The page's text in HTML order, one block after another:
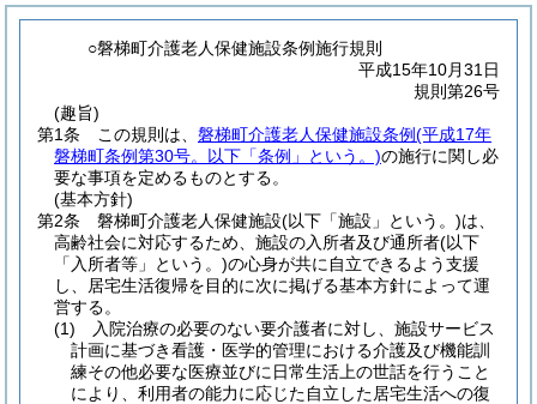
○磐梯町介護老人保健施設条例施行規則
平成15年10月31日
規則第26号
(趣旨)
第1条
この規則は、 磐梯町介護老人保健施設条例(平成17年
磐梯町条例第30号。以下「条例」という。)の施行に関し必
要な事項を定めるものとする。
(基本方針)
第2条
磐梯町介護老人保健施設(以下「施設」という。)は、
高齢社会に対応するため、施設の入所者及び通所者(以下
「入所者等」という。)の心身が共に自立できるよう支援
し、居宅生活復帰を目的に次に掲げる基本方針によって運
営する。
(1)
入院治療の必要のない要介護者に対し、施設サービス
計画に基づき看護・医学的管理における介護及び機能訓
練その他必要な医療並びに日常生活上の世話を行うこと
により、利用者の能力に応じた自立した居宅生活への復